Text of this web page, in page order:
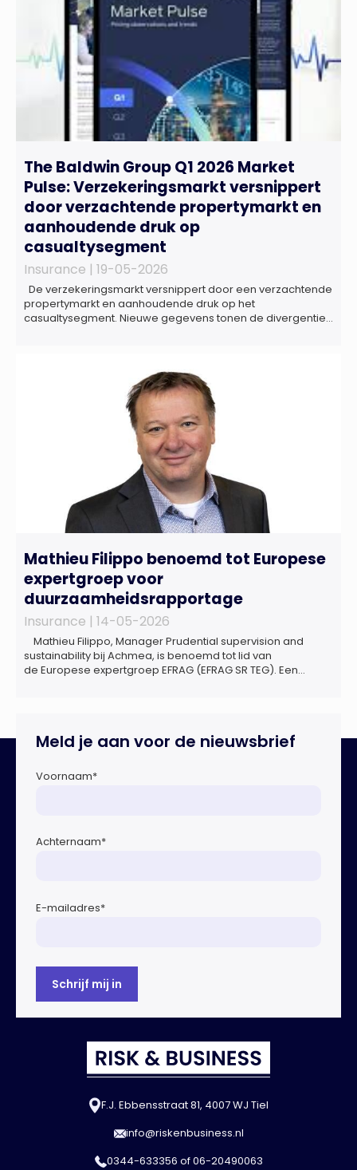
The Baldwin Group Q1 2026 Market
Pulse: Verzekeringsmarkt versnippert
door verzachtende propertymarkt en
aanhoudende druk op
casualtysegment
Insurance | 19-05-2026
De verzekeringsmarkt versnippert door een verzachtende
propertymarkt en aanhoudende druk op het
casualtysegment. Nieuwe gegevens tonen de divergentie
het Market Pulse Report voor het eerste kwartaal van 2026
De bedrijfsmatige […]
Mathieu Filippo benoemd tot Europese
expertgroep voor
duurzaamheidsrapportage
Insurance | 14-05-2026
Mathieu Filippo, Manager Prudential supervision and
sustainability bij Achmea, is benoemd tot lid van
de Europese expertgroep EFRAG (EFRAG SR TEG). Een
Europese Commissie bij het ontwikkelen van […]
Meld je aan voor de nieuwsbrief
Voornaam*
Achternaam*
E-mailadres*
F.J. Ebbensstraat 81, 4007 WJ Tiel
info@riskenbusiness.nl
0344-633356 of06-20490063